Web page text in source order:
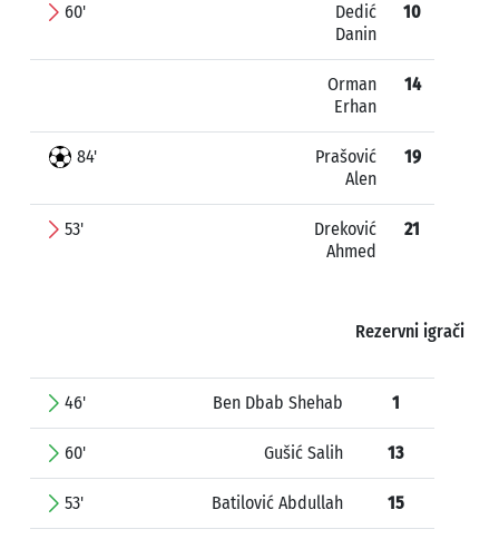
60'
Dedić
Danin
10
Orman
Erhan
14
84'
Prašović
Alen
19
53'
Dreković
Ahmed
21
Rezervni igrači
46' Ben Dbab Shehab 1
60' Gušić Salih 13
53' Batilović Abdullah 15